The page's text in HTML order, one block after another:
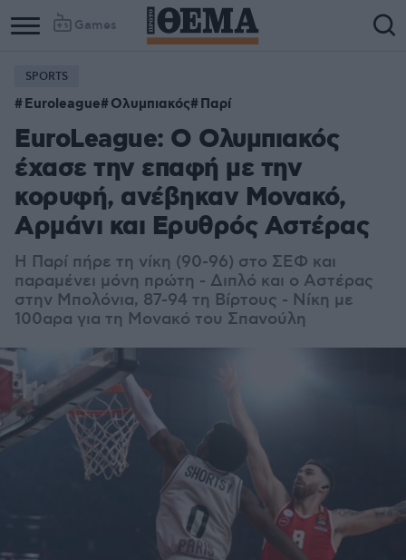
Games
Column
1
Column
SPORTS
Euroleague Ολυμπιακός Παρί
EuroLeague: Ο Ολυμπιακός
έχασε την επαφή με την
κορυφή, ανέβηκαν Μονακό,
Αρμάνι και Ερυθρός Αστέρας
Η Παρί πήρε τη νίκη (90-96) στο ΣΕΦ και
παραμένει μόνη πρώτη - Διπλό και ο Αστέρας
στην Μπολόνια, 87-94 τη Βίρτους - Νίκη με
100αρα για τη Μονακό του Σπανούλη